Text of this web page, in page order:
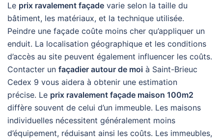
Le prix ravalement façade varie selon la taille du
bâtiment, les matériaux, et la technique utilisée.
Peindre une façade coûte moins cher qu’appliquer un
enduit. La localisation géographique et les conditions
d’accès au site peuvent également influencer les coûts.
Contacter un façadier autour de moi à Saint-Brieuc
Cedex 9 vous aidera à obtenir une estimation
précise. Le prix ravalement façade maison 100m2
diffère souvent de celui d’un immeuble. Les maisons
individuelles nécessitent généralement moins
d’équipement, réduisant ainsi les coûts. Les immeubles,